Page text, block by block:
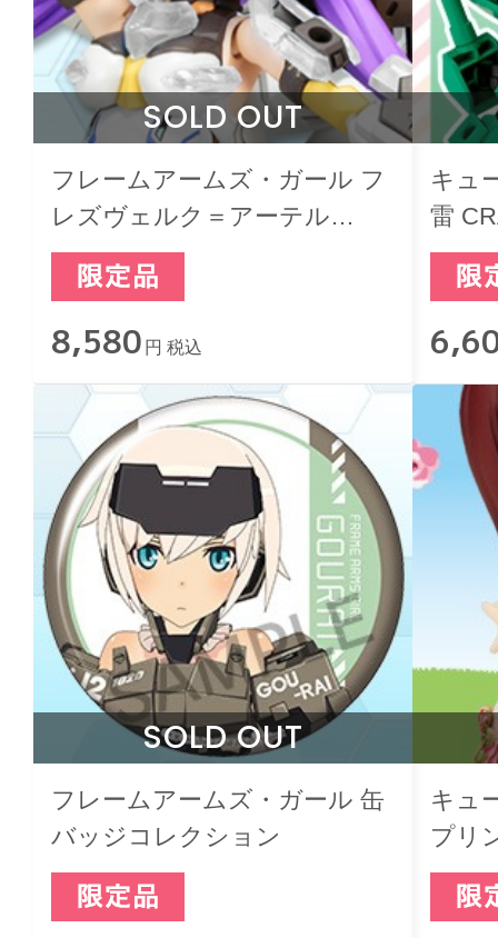
SOLD OUT
フレームアームズ・ガール フ
レズヴェルク＝アーテル
[Clear Parts Append]
8,580 円 税込
キュ
雷
SOLD OUT
フレームアームズ・ガール 缶
バッジコレクション
キュ
プリ